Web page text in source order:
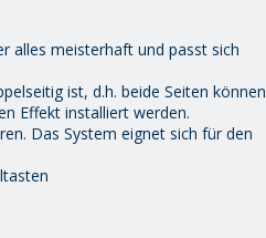
alles meisterhaft und passt sich
ist, d.h. beide Seiten können
Effekt installiert werden.
Das System eignet sich für den